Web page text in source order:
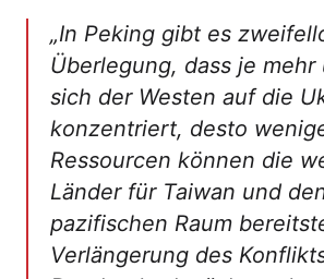
„In Peking gibt es
Überlegung, dass je
sich der Westen auf die
konzentriert, desto
Ressourcen können die
Länder für Taiwan und
pazifischen Raum
Verlängerung des